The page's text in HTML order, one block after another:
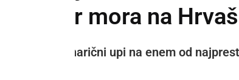
Biser mora na
si mladi kulinarični upi na enem od